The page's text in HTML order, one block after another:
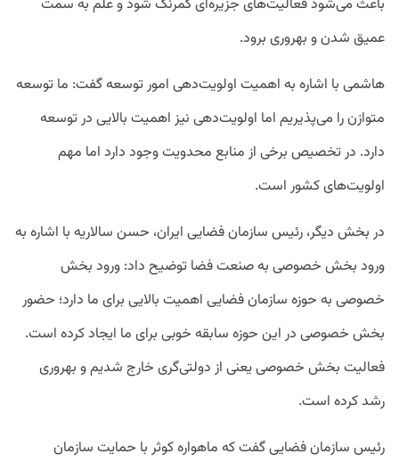
باعث می‌شود فعالیت‌های جزیره‌ای کمرنگ شود و علم به سمت
عمیق شدن و بهروری برود.
هاشمی با اشاره به اهمیت اولویت‌دهی امور توسعه گفت: ما توسعه
متوازن را می‌پذیریم اما اولویت‌دهی نیز اهمیت بالایی در توسعه
دارد. در تخصیص برخی از منابع محدویت وجود دارد اما مهم
اولویت‌های کشور است.
در بخش دیگر، رئیس سازمان فضایی ایران، حسن سالاریه با اشاره به
ورود بخش خصوصی به صنعت فضا توضیح داد: ورود بخش
خصوصی به حوزه سازمان فضایی اهمیت بالایی برای ما دارد؛ حضور
بخش خصوصی در این حوزه سابقه خوبی برای ما ایجاد کرده است.
فعالیت بخش خصوصی یعنی از دولتی‌گری خارج شدیم و بهروری
رشد کرده است.
رئیس سازمان فضایی گفت که ماهواره‌ کوثر با حمایت سازمان